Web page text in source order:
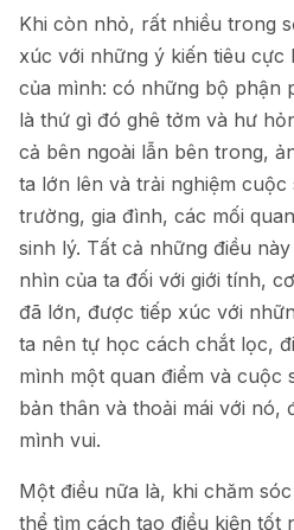
Khi còn nhỏ, rất nhiều trong
xúc với những ý kiến tiêu cực
của mình: có những bộ phận
là thứ gì đó ghê tởm và hư
cả bên ngoài lẫn bên trong,
ta lớn lên và trải nghiệm
trường, gia đình, các mối
sinh lý. Tất cả những điều
nhìn của ta đối với giới tính,
đã lớn, được tiếp xúc với
ta nên tự học cách chắt lọc,
mình một quan điểm và cuộc
bản thân và thoải mái với nó,
mình vui.
Một điều nữa là, khi chăm
thể tìm cách tạo điều kiện tốt